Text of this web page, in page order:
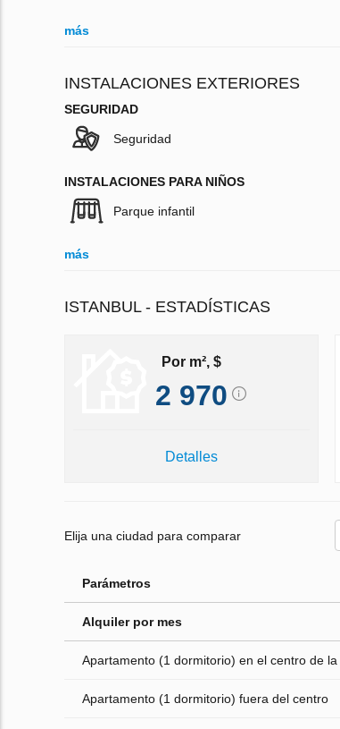
más
INSTALACIONES EXTERIORES
SEGURIDAD
Seguridad
INSTALACIONES PARA NIÑOS
Parque infantil
más
ISTANBUL - ESTADÍSTICAS
Por m², $
2 970
Detalles
Elija una ciudad para comparar
Parámetros
Alquiler por mes
Apartamento (1 dormitorio) en el centro de la
Apartamento (1 dormitorio) fuera del centro